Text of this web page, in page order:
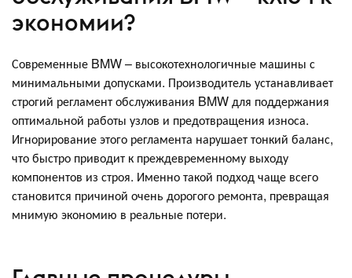
экономии?
Современные BMW – высокотехнологичные машины с
минимальными допусками. Производитель устанавливает
строгий регламент обслуживания BMW для поддержания
оптимальной работы узлов и предотвращения износа.
Игнорирование этого регламента нарушает тонкий баланс,
что быстро приводит к преждевременному выходу
компонентов из строя. Именно такой подход чаще всего
становится причиной очень дорогого ремонта, превращая
мнимую экономию в реальные потери.